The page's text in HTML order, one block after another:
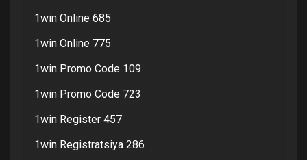
1win Online 685
1win Online 775
1win Promo Code 109
1win Promo Code 723
1win Register 457
1win Registratsiya 286